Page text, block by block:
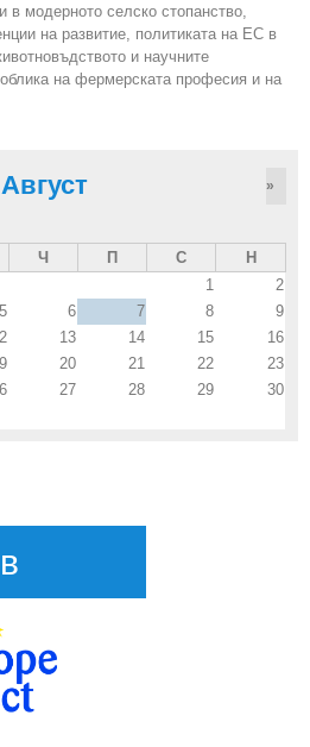
модерното селско стопанство,
на развитие, политиката на ЕС в
и научните
на фермерската професия и на
Август »
Ч П С
Н
1
2
5 6 7 8
9
13 14 15
16
20 21 22
23
27 28 29
30